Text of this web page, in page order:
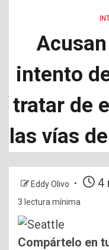
intento
tratar de
las vías
Eddy Olivo 4
3 lectura mínima
Compártelo en